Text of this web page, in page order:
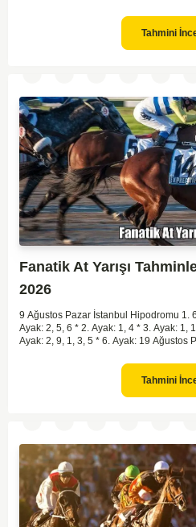
Tahmini
Fanatik At Yarışı
2026
9 Ağustos Pazar İstanbul Hipodromu 1.
Ayak: 2, 5, 6 * 2. Ayak: 1, 4 * 3. Ayak: 1,
Ayak: 2, 9, 1, 3, 5 * 6. Ayak: 19 Ağustos
Tahmini